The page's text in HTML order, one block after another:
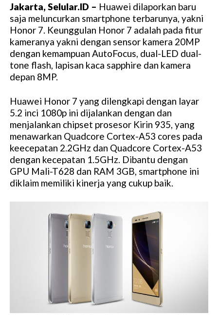
Jakarta, Selular.ID – Huawei dilaporkan baru
saja meluncurkan smartphone terbarunya, yakni
Honor 7. Keunggulan Honor 7 adalah pada fitur
kameranya yakni dengan sensor kamera 20MP
dengan kemampuan AutoFocus, dual-LED dual-
tone flash, lapisan kaca sapphire dan kamera
depan 8MP.
Huawei Honor 7 yang dilengkapi dengan layar
5.2 inci 1080p ini dijalankan dengan dan
menjalankan chipset prosesor Kirin 935, yang
menawarkan Quadcore Cortex-A53 cores pada
keecepatan 2.2GHz dan Quadcore Cortex-A53
dengan kecepatan 1.5GHz. Dibantu dengan
GPU Mali-T628 dan RAM 3GB, smartphone ini
diklaim memiliki kinerja yang cukup baik.